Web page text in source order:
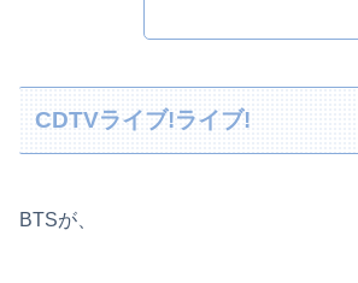
CDTVライブ!ライブ!
BTSが、